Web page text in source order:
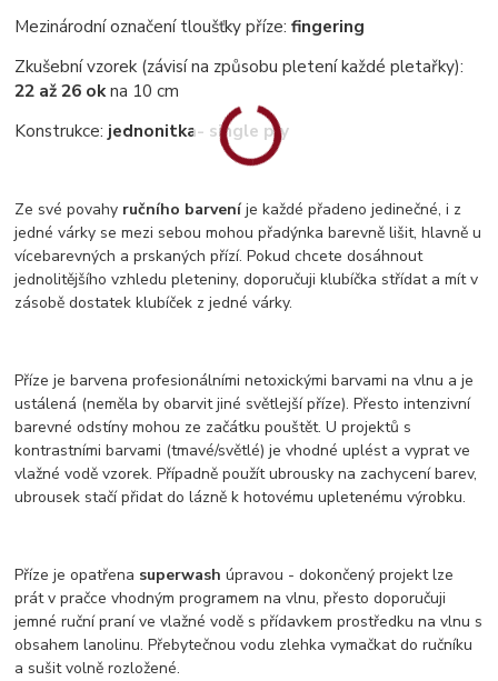
Mezinárodní označení tloušťky příze:fingering
Zkušební vzorek (závisí na způsobu pletení každé pletařky):
22 až 26 okna 10 cm
Konstrukce: jednonitka- single ply
Ze své povahy ručního barveníje každé přadeno jedinečné, i z
jedné várky se mezi sebou mohou přadýnka barevně lišit, hlavně u
vícebarevných a prskaných přízí. Pokud chcete dosáhnout
jednolitějšího vzhledu pleteniny, doporučuji klubíčka střídat a mít v
zásobě dostatek klubíček z jedné várky.
Příze je barvena profesionálními netoxickými barvami na vlnu a je
ustálená (neměla by obarvit jiné světlejší příze). Přesto intenzivní
barevné odstíny mohou ze začátku pouštět. U projektů s
kontrastními barvami (tmavé/světlé) je vhodné uplést a vyprat ve
vlažné vodě vzorek. Případně použít ubrousky na zachycení barev,
ubrousek stačí přidat do lázně k hotovému upletenému výrobku.
Příze je opatřena superwash úpravou - dokončený projekt lze
prát v pračce vhodným programem na vlnu, přesto doporučuji
jemné ruční praní ve vlažné vodě s přídavkem prostředku na vlnu s
obsahem lanolinu. Přebytečnou vodu zlehka vymačkat do ručníku
a sušit volně rozložené.